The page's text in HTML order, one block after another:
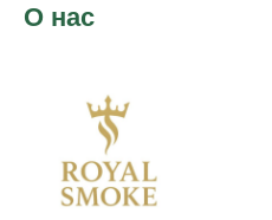
О нас